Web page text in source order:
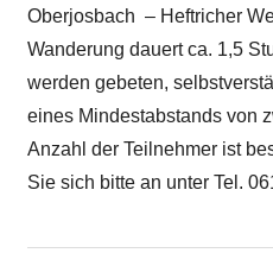
Oberjosbach – Heftricher
Wanderung dauert ca. 1,5
werden gebeten,
eines Mindestabstands von
Anzahl der Teilnehmer ist
Sie sich bitte an unter Tel.